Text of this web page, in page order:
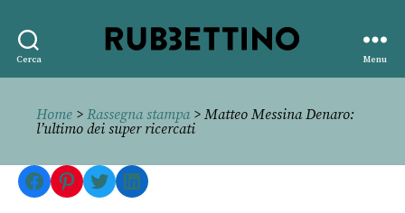
Cerca
editore
Menu
Home > Rassegna stampa> Matteo Messina Denaro:
l’ultimo dei super ricercati
Facebook
Pinterest
TwitterLinkedIn